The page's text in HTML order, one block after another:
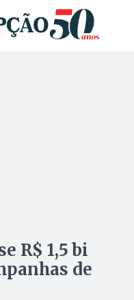
R$ 1,5 bi
de